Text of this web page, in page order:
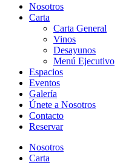
Nosotros
Carta
Carta General
Vinos
Desayunos
Menú Ejecutivo
Espacios
Eventos
Galería
Únete a Nosotros
Contacto
Reservar
Nosotros
Carta